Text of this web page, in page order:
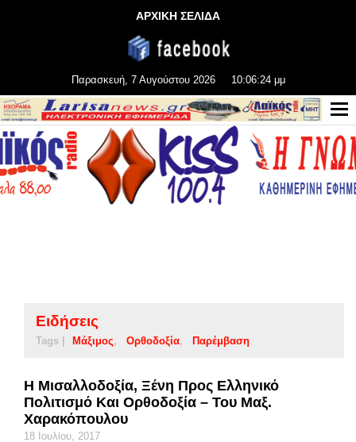
ΑΡΧΙΚΗ ΣΕΛΙΔΑ
Παρασκευή, 7 Αυγούστου 2026 10:06:24 μμ
Ειδήσεις
Tags | Μάξιμος Ορθοδοξία Παρέμβαση
Η Μισαλλοδοξία, Ξένη Προς Ελληνικό
Πολιτισμό Και Ορθοδοξία – Του Μαξ.
Χαρακόπουλου
18 Ιουλίου, 2017